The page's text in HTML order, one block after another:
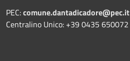
PEC:comune.dantadicadore@pec.it
Centralino Unico: +39 0435 650072